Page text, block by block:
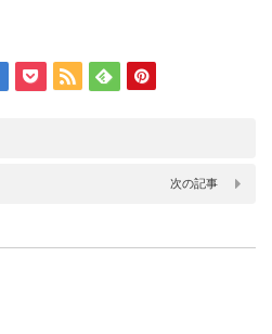
次の記事